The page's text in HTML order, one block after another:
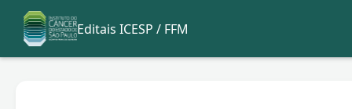
Editais ICESP / FFM